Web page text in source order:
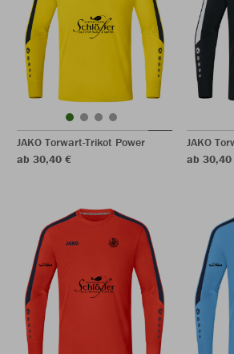
JAKO Torwart-Trikot Power
ab 30,40 €
JAKO
ab 30,40